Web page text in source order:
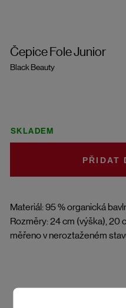
Čepice Fole Junior
Black Beauty
Materiál: 95 % organická
Rozměry: 24 cm (výška), 20
měřeno v neroztaženém
SKLADEM